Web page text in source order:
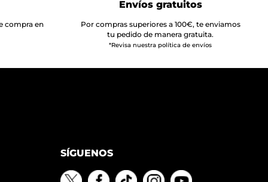
compra en
Envíos gratuitos
Por compras superiores a 100€, te enviamos
tu pedido de manera gratuita.
*Revisa nuestra política de envíos
SÍGUENOS